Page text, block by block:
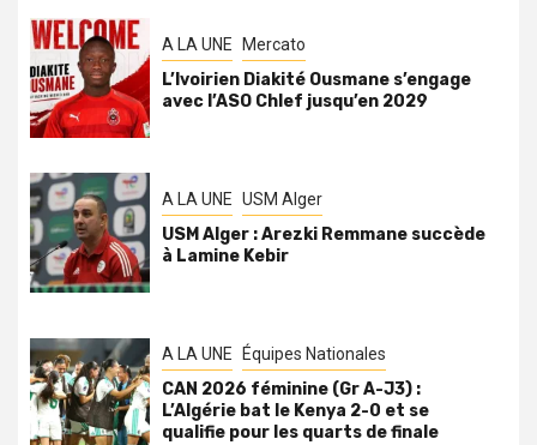
A LA UNE Mercato
L’Ivoirien Diakité Ousmane s’engage
avec l’ASO Chlef jusqu’en 2029
A LA UNE USM Alger
USM Alger : Arezki Remmane succède
à Lamine Kebir
A LA UNE Équipes Nationales
CAN 2026 féminine (Gr A-J3) :
L’Algérie bat le Kenya 2-0 et se
qualifie pour les quarts de finale